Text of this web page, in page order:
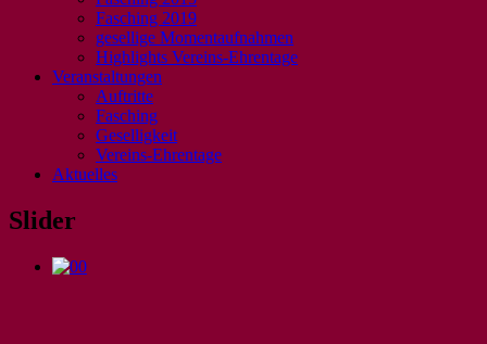
Fasching 2019
gesellige Momentaufnahmen
Highlights Vereins-Ehrentage
Veranstaltungen
Auftritte
Fasching
Geselligkeit
Vereins-Ehrentage
Aktuelles
Slider